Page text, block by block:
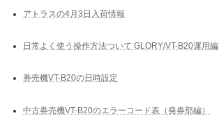
アトラスの4月3日入荷情報
日常よく使う操作方法ついて GLORY/VT-B20運用編
券売機VT-B20の日時設定
中古券売機VT-B20のエラーコード表（発券部編）